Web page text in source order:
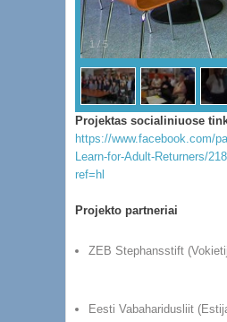
1 /5
Projektas socialiniuose
https://www.facebook.com/
Learn-for-Adult-Returners/
ref=hl
Projekto partneriai
ZEB Stephansstift
Eesti Vabaharidusliit